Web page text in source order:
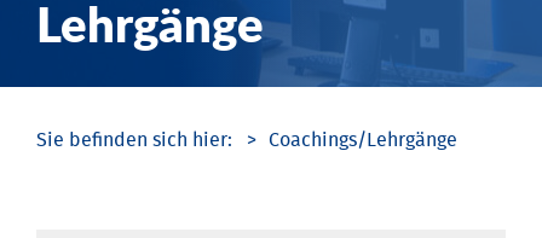
Lehrgänge
Coachings/­Lehrgänge